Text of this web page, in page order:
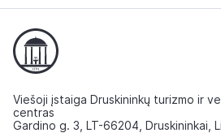
Viešoji įstaiga Druskininkų turizmo ir
centras
Gardino g. 3, LT-66204, Druskininkai,